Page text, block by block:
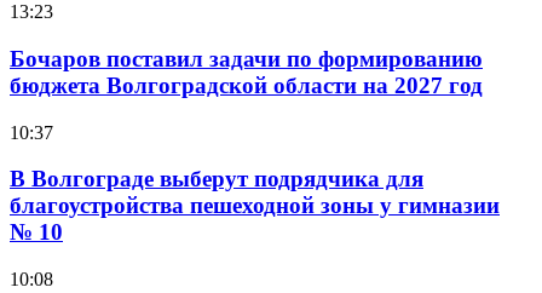
13:23
Бочаров поставил задачи по формированию
бюджета Волгоградской области на 2027 год
10:37
В Волгограде выберут подрядчика для
благоустройства пешеходной зоны у гимназии
№ 10
10:08